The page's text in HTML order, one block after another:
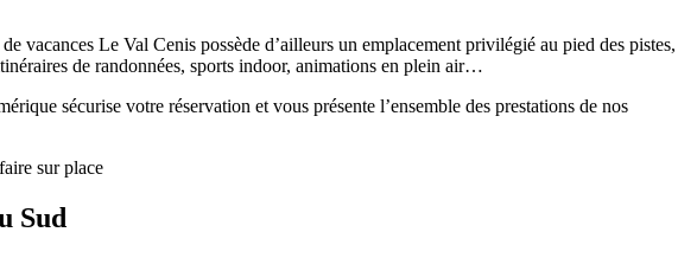
vacances Le Val Cenis possède d’ailleurs un emplacement privilégié au pied des pistes,
de randonnées, sports indoor, animations en plein air…
sécurise votre réservation et vous présente l’ensemble des prestations de nos
sur place
Sud